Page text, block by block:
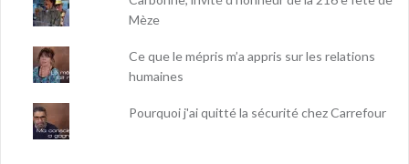
Mèze
Ce que le mépris m’a appris sur les relations
humaines
Pourquoi j'ai quitté la sécurité chez Carrefour